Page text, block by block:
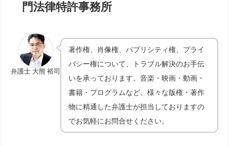
門法律特許事務所
弁護士 大熊 裕司
著作権、肖像権、パブリシティ権、プライ
バシー権について、トラブル解決のお手伝
いを承っております。音楽・映画・動画・
書籍・プログラムなど、様々な版権・著作
物に精通した弁護士が担当しておりますの
でお気軽にお問合せください。